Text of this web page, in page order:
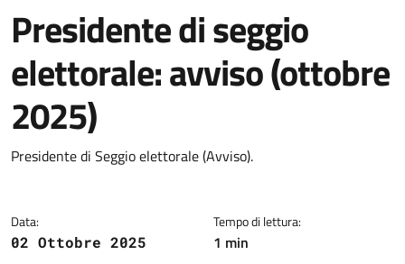
Presidente di seggio
elettorale: avviso (ottobre
2025)
Dettagli del documento
Presidente di Seggio elettorale (Avviso).
Data:
02 Ottobre 2025
Tempo di lettura:
1 min